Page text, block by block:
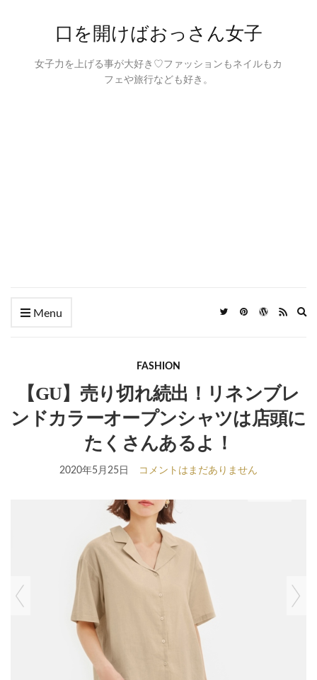
口を開けばおっさん女子
女子力を上げる事が大好き♡ファッションもネイルもカ
フェや旅行なども好き。
Menu
FASHION
【GU】売り切れ続出！リネンブレ
ンドカラーオープンシャツは店頭に
たくさんあるよ！
2020年5月25日 コメントはまだありません